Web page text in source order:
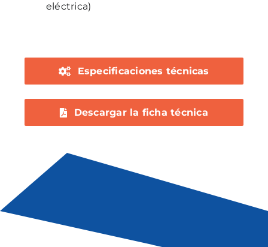
eléctrica)
Especificaciones técnicas
Descargar la ficha técnica